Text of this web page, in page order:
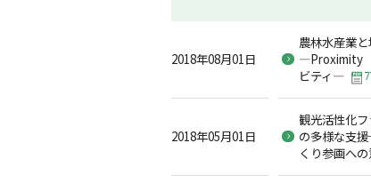
2018年08月01日
農林水産業
―Proximity
ビティ―
2018年05月01日
観光活性化
の多様な支
くり参画へ